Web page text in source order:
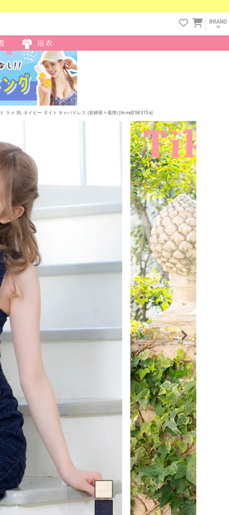
BRAND
浴衣
ラメ XL ネイビー タイト キャバドレス (若林萌々着用) [tk-md256315a]